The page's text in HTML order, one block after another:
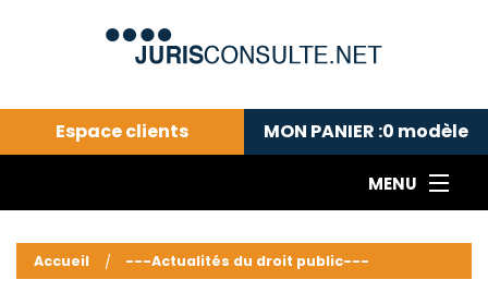
Espace clients MON PANIER :0 modèle
MENU
---Actualités du droit public---
Droit pénal---
Accueil ---Actualités du droit public---